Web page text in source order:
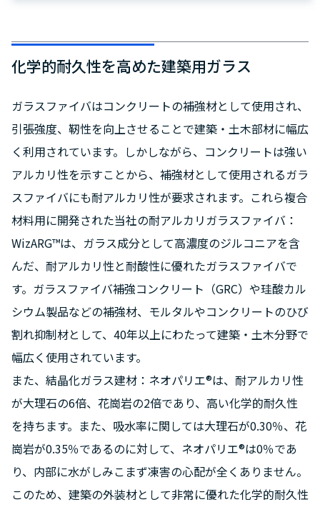
化学的耐久性を高めた建築用ガラス
ガラスファイバはコンクリートの補強材として使用され、
引張強度、靭性を向上させることで建築・土木部材に幅広
く利用されています。しかしながら、コンクリートは強い
アルカリ性を示すことから、補強材として使用されるガラ
スファイバにも耐アルカリ性が要求されます。これら複合
材料用に開発された当社の耐アルカリガラスファイバ：
WizARG™は、ガラス成分として高濃度のジルコニアを含
んだ、耐アルカリ性と耐酸性に優れたガラスファイバで
す。ガラスファイバ補強コンクリート（GRC）や珪酸カル
シウム製品などの補強材、モルタルやコンクリートのひび
割れ抑制材として、40年以上にわたって建築・土木分野で
幅広く使用されています。
また、結晶化ガラス建材：ネオパリエ®は、耐アルカリ性
が大理石の6倍、花崗岩の2倍であり、高い化学的耐久性
を持ちます。また、吸水率に関しては大理石が0.30％、花
崗岩が0.35％であるのに対して、ネオパリエ®は0％であ
り、内部に水がしみこまず凍害の心配が全くありません。
このため、建築の外装材として非常に優れた化学的耐久性